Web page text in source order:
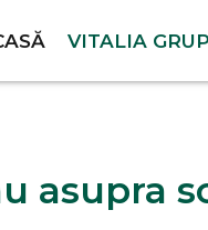
VITALIA GRUP
asupra